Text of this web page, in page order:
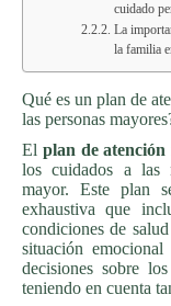
cuidado
La
la familia
Qué es un plan de
las personas
El plan de
los cuidados a las
mayor. Este plan
exhaustiva que
condiciones de
situación
decisiones sobre
teniendo en cuenta